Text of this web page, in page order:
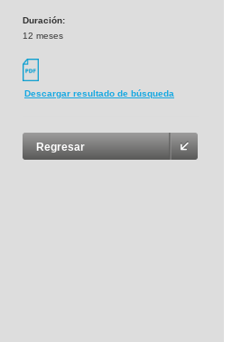
Duración:
12 meses
Descargar resultado de búsqueda
Regresar